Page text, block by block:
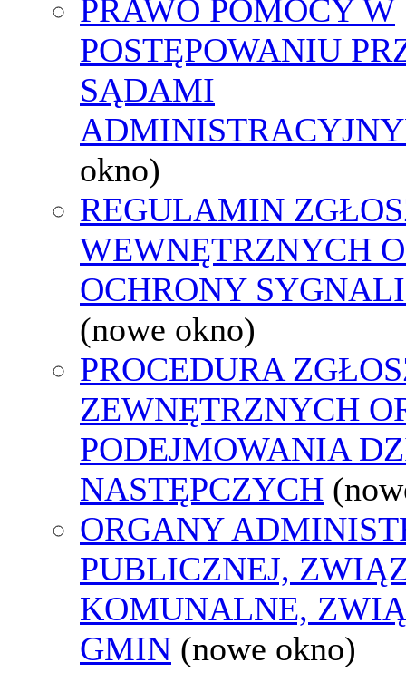
PRAWO POMOCY W
POSTĘPOWANIU
SĄDAMI
okno)
REGULAMIN
WEWNĘTRZNYCH
OCHRONY
(nowe okno)
PROCEDURA
ZEWNĘTRZNYCH
PODEJMOWANIA
NASTĘPCZYCH
ORGANY
PUBLICZNEJ,
KOMUNALNE,
GMIN (nowe okno)